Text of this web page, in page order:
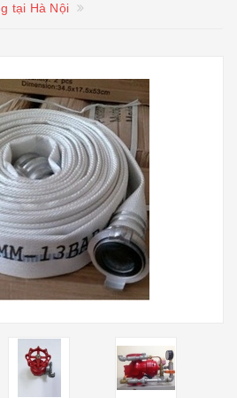
tại Hà Nội